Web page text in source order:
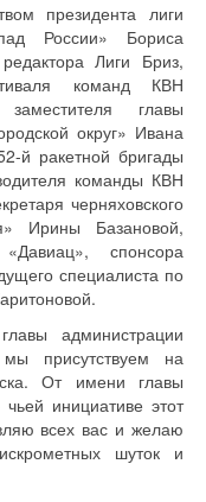
президента лиги
России» Бориса
Лиги Бриз,
команд КВН
главы
округ» Ивана
й ракетной бригады
команды КВН
черняховского
Ирины Базановой,
спонсора
специалиста по
администрации
присутствуем на
От имени главы
инициативе этот
всех вас и желаю
шуток и